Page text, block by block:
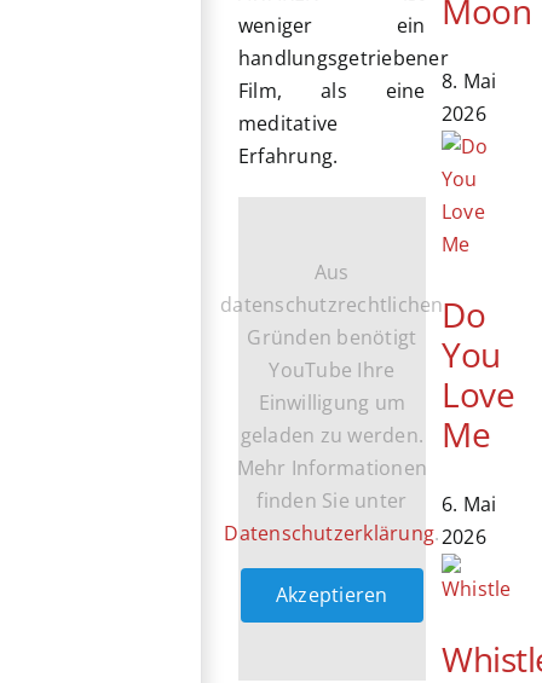
weniger ein
handlungsgetriebener
Film, als eine
meditative
Erfahrung.
Aus
datenschutzrechtlichen
Gründen benötigt
YouTube Ihre
Einwilligung um
geladen zu werden.
Mehr Informationen
finden Sie unter
Datenschutzerklärung.
Akzeptieren
Moon
8. Mai
2026
Do
You
Love
Me
6. Mai
2026